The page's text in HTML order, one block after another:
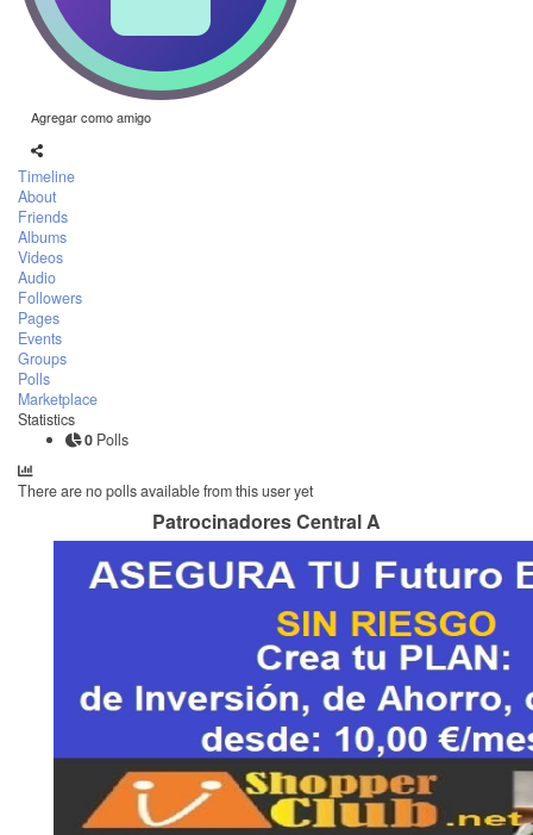
Agregar como amigo
Timeline
About
Friends
Albums
Videos
Audio
Followers
Pages
Events
Groups
Polls
Marketplace
Statistics
0 Polls
There are no polls available from this user yet
Patrocinadores Central A